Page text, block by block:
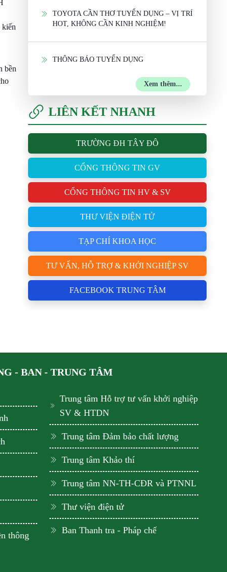
kiến
bền
TOYOTA CẦN THƠ TUYỂN DỤNG – VỊ TRÍ
HOT, KHÔNG CẦN KINH NGHIỆM!
THÔNG BÁO TUYỂN DỤNG
Xem thêm...
LIÊN KẾT NHANH
TRƯỜNG ĐH TÂY ĐÔ
CỔNG THÔNG TIN GV
CỔNG THÔNG TIN HV & SV
THƯ VIỆN ĐIỆN TỬ
TẠP CHÍ KHOA HỌC
TƯ VẤN, HỖ TRỢ & KHỞI NGHIỆP SV
FACEBOOK TRUNG TÂM
- BAN - TRUNG TÂM
thông
Trung tâm Hỗ trợ tư vấn khởi nghiệp
SV & HTDN
Trung tâm Đảm bảo chất lượng
Trung tâm Khảo thí
Trung tâm NN-TH-CĐR và PTNNL
Thư viện điện tử
Ban Thanh tra - Pháp chế